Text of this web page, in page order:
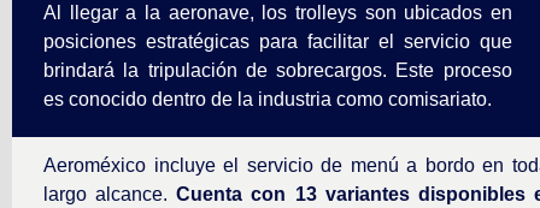
Al llegar a la aeronave, los trolleys son ubicados en
posiciones estratégicas para facilitar el servicio que
brindará la tripulación de sobrecargos. Este proceso
es conocido dentro de la industria como comisariato.
Aeroméxico incluye el servicio de menú a bordo en
largo alcance.Cuenta con 13 variantes disponibles